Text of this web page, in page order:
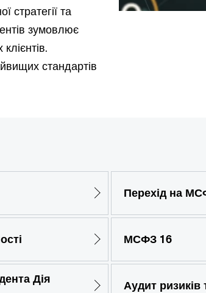
стратегії та
зумовлює
стандартів
Перехід на
МСФЗ 16
Дія
Аудит ризиків